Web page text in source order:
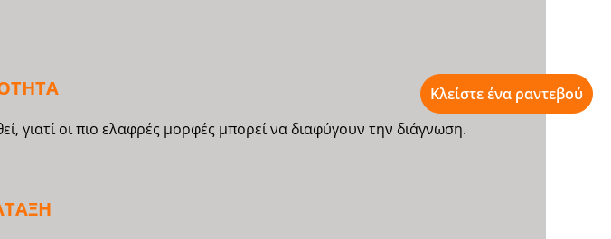
γιατί οι πιο ελαφρές μορφές μπορεί να διαφύγουν την διάγνωση.
Κλείστε ένα ραντεβού